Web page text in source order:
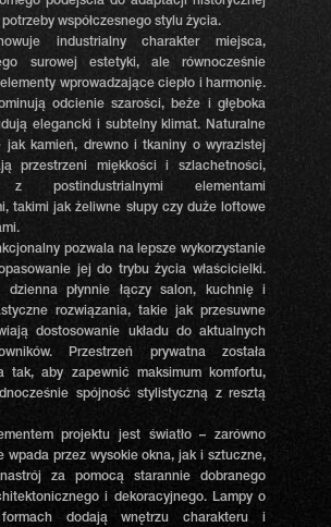
współczesnego stylu życia.
industrialny charakter miejsca,
surowej estetyki, ale równocześnie
wprowadzające ciepło i harmonię.
odcienie szarości, beże i głęboka
elegancki i subtelny klimat. Naturalne
jak kamień, drewno i tkaniny o wyrazistej
przestrzeni miękkości i szlachetności,
z postindustrialnymi elementami
takimi jak żeliwne słupy czy duże loftowe
pozwala na lepsze wykorzystanie
jej do trybu życia właścicielki.
dzienna płynnie łączy salon, kuchnię i
rozwiązania, takie jak przesuwne
dostosowanie układu do aktualnych
Przestrzeń prywatna została
tak, aby zapewnić maksimum komfortu,
spójność stylistyczną z resztą
projektu jest światło – zarówno
wpada przez wysokie okna, jak i sztuczne,
za pomocą starannie dobranego
i dekoracyjnego. Lampy o
formach dodają wnętrzu charakteru i